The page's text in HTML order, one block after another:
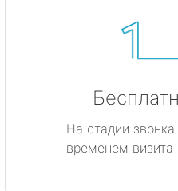
На стадии
временем